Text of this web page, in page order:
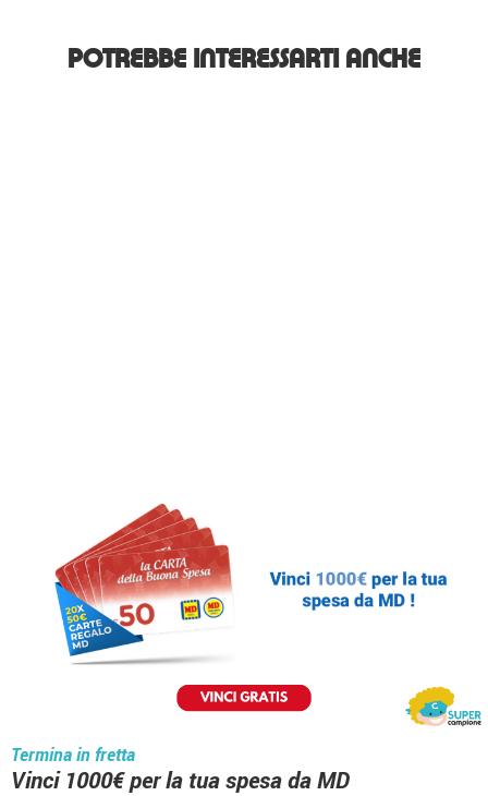
POTREBBE INTERESSARTI ANCHE
Termina in fretta
Vinci 1000€ per la tua spesa da MD